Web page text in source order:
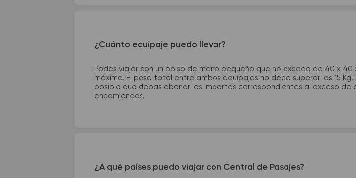
¿Cuánto equipaje puedo llevar?
Podés viajar con un bolso de mano pequeño que no exceda de 40 x
máximo. El peso total entre ambos equipajes no debe superar los 15
posible que debas abonar los importes correspondientes al exceso de
encomiendas.
¿A qué países puedo viajar con Central de Pasajes?